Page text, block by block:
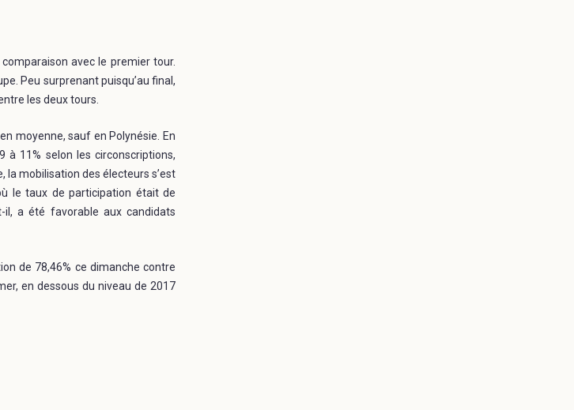
avec le premier tour.
Peu surprenant puisqu’au final,
les deux tours.
moyenne, sauf en Polynésie. En
11% selon les circonscriptions,
la mobilisation des électeurs s’est
le taux de participation était de
il, a été favorable aux candidats
de 78,46% ce dimanche contre
en dessous du niveau de 2017